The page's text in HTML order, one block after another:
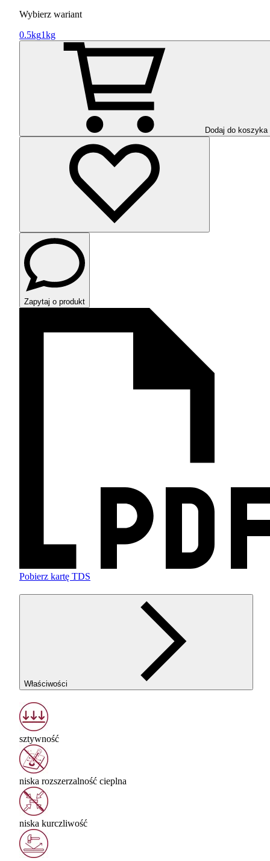
Wybierz wariant
0.5kg1kg
Dodaj do koszyka
Zapytaj o produkt
Pobierz kartę TDS
Właściwości
sztywność
niska rozszerzalność cieplna
niska kurczliwość